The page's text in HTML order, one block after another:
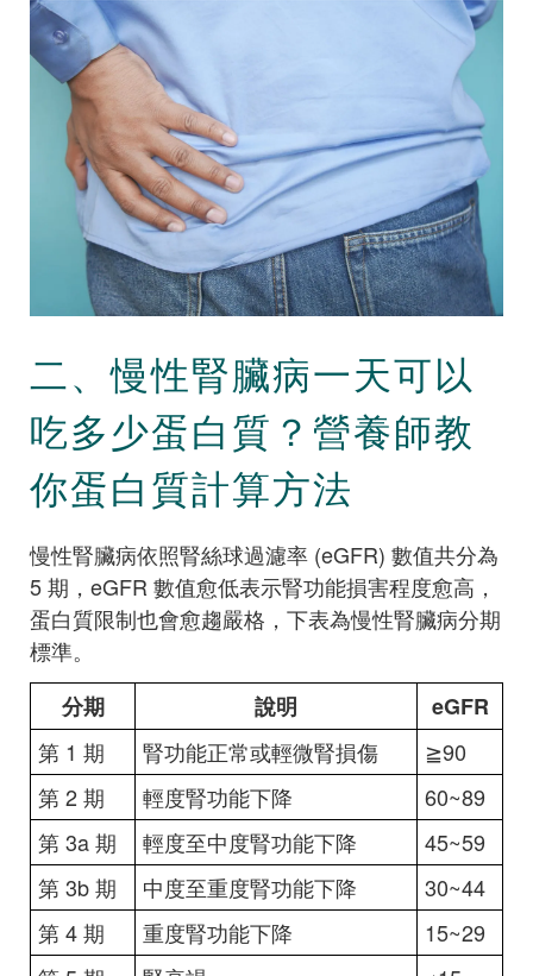
二、慢性腎臟病一天可以
吃多少蛋白質？營養師教
你蛋白質計算方法
慢性腎臟病依照腎絲球過濾率 (eGFR) 數值共分為
5 期，eGFR 數值愈低表示腎功能損害程度愈高，
蛋白質限制也會愈趨嚴格，下表為慢性腎臟病分期
標準。
分期
說明
eGFR
第 1 期
腎功能正常或輕微腎損傷
≧90
第 2 期
輕度腎功能下降
60~89
第 3a 期
輕度至中度腎功能下降
45~59
第 3b 期
中度至重度腎功能下降
30~44
第 4 期
重度腎功能下降
15~29